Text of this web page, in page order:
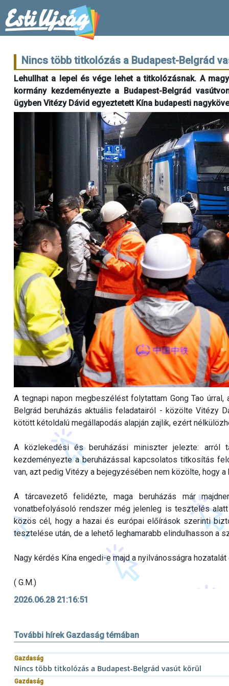
Nincs több titkolózás a Budapest-Belgrád
Lehullhat a lepel és vége lehet a titkolózásnak. A
kormány kezdeményezte a Budapest-Belgrád
ügyben Vitézy Dávid egyeztetett Kína budapesti
A tegnapi napon megbeszélést folytattam Gong Tao
Belgrád beruházás aktuális feladatairól - közölte Vitézy
kötött kétoldalú megállapodás alapján zajlik, ezért
A közlekedési és beruházási miniszter jelezte: arról
kezdeményezte a beruházással kapcsolatos titkosítás
van, azt pedig Vitézy a bejegyzésében nem közölte, hogy
A tárcavezető felidézte, maga beruházás már
vonatbefolyásoló rendszer még jelenleg is tesztelés
közös cél, hogy a hazai és európai előírások szerinti
tesztelése után, de a lehető leghamarabb elindulhasson a
Nagy kérdés Kína engedi-e majd a nyilvánosságra
( G.M.)
2026.06.28 21:16:51
További hírek Gazdaság témában
Gazdaság
Nincs több titkolózás a Budapest-Belgrád vasút körül
Gazdaság